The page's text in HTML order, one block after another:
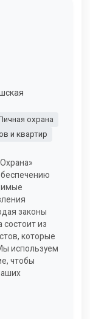
охрана
и квартир
законы
из
которые
используем
чтобы